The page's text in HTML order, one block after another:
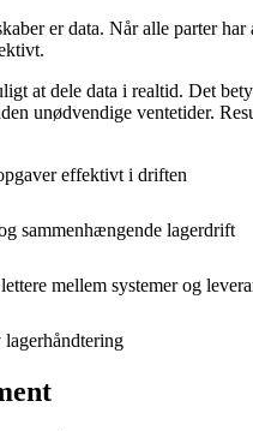
er data. Når alle parter
at dele data i realtid. Det
unødvendige ventetider.
effektivt i driften
sammenhængende lagerdrift
mellem systemer og